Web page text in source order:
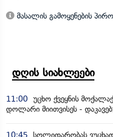
მასალის გამოყენების
დღის სიახლეები
11:00 უცხო ქვეყნის
დოლარი მიითვისეს -
10:45 სოლიდარობას